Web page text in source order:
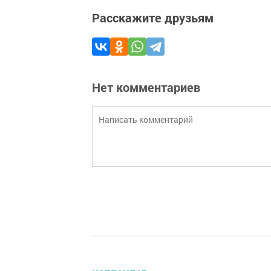
Расскажите друзьям
Нет комментариев